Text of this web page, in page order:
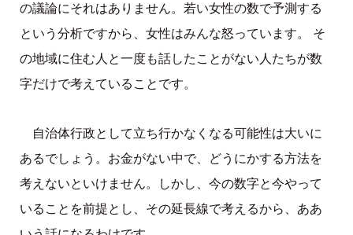
の議論にそれはありません。若い女性の数で予測する
という分析ですから、女性はみんな怒っています。 そ
の地域に住む人と一度も話したことがない人たちが数
字だけで考えていることです。
自治体行政として立ち行かなくなる可能性は大いに
あるでしょう。お金がない中で、どうにかする方法を
考えないといけません。しかし、今の数字と今やって
いることを前提とし、その延長線で考えるから、ああ